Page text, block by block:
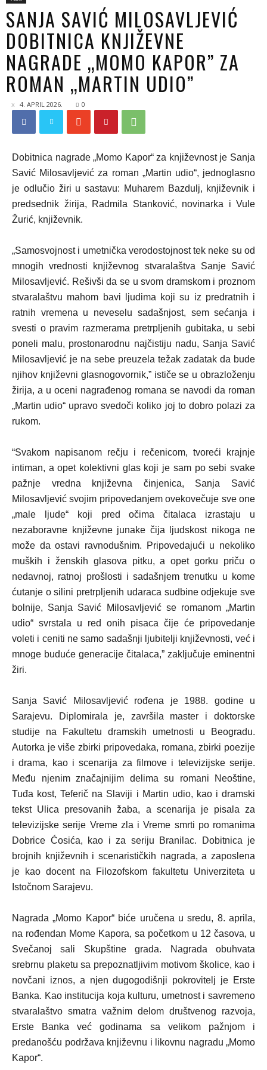
SANJA SAVIĆ MILOSAVLJEVIĆ
DOBITNICA KNJIŽEVNE
NAGRADE „MOMO KAPOR” ZA
ROMAN „MARTIN UDIO”
4. APRIL 2026. 0
Dobitnica nagrade „Momo Kapor“ za književnostje Sanja
Savić Milosavljević za roman „Martin udio“, jednoglasno
je odlučio žiri u sastavu: Muharem Bazdulj, književnik i
predsednik žirija,
Radmila Stanković, novinarka i Vule
Žurić, književnik.
„Samosvojnost i umetnička verodostojnost tek neke su od
mnogih vrednosti književnog stvaralaštva Sanje Savić
Milosavljević. Rešivši da se u svom dramskom i proznom
stvaralaštvu mahom bavi ljudima koji su iz predratnih i
ratnih vremena u neveselu sadašnjost, sem sećanja i
svesti o pravim razmerama pretrpljenih gubitaka, u sebi
poneli malu, prostonarodnu najčistiju nadu, Sanja Savić
Milosavljević je na sebe preuzela težak zadatak da bude
njihov književni glasnogovornik,”ističe se uobrazloženju
žirija, a u oceni nagrađenog romana se navodi da roman
„Martin udio“ upravo svedoči koliko joj to dobro polazi za
rukom.
“Svakom napisanom rečju i rečenicom, tvoreći krajnje
intiman, a opet kolektivni glas koji je sam po sebi svake
pažnje vredna književna činjenica, Sanja Savić
Milosavljević svojim pripovedanjem ovekovečuje sve one
„male ljude“ koji pred očima čitalaca izrastaju u
nezaboravne književne junake čija ljudskost nikoga ne
može da ostavi ravnodušnim. Pripovedajući u nekoliko
muških i ženskih glasova pitku, a opet gorku priču o
nedavnoj, ratnoj prošlosti i sadašnjem trenutku u kome
ćutanje o silini pretrpljenih udaraca sudbine odjekuje sve
bolnije, Sanja Savić Milosavljević se romanom „Martin
udio“ svrstala u red onih pisaca čije će pripovedanje
voleti i ceniti ne samo sadašnji ljubitelji književnosti, već i
mnoge buduće generacije čitalaca,” zaključuje eminentni
žiri.
Sanja Savić Milosavljevićrođena je 1988. godine u
Sarajevu. Diplomirala je, završila master i doktorske
studije na Fakultetu dramskih umetnosti u Beogradu.
Autorka je više zbirki pripovedaka, romana, zbirki poezije
i drama, kao i scenarija za filmove i televizijske serije.
Među njenim značajnijim delima su romani
Neoštine,
Tuđa kost,Teferič na Slaviji i Martin udio, kao i dramski
tekst Ulica presovanih žaba, a scenarija je pisala za
televizijske serije Vreme zla iVreme smrti po romanima
Dobrice Ćosića, kao i za seriju
Branilac. Dobitnica je
brojnih književnih i scenarističkih nagrada, a zaposlena
je kao docent na Filozofskom fakultetu Univerziteta u
Istočnom Sarajevu.
Nagrada „Momo Kapor“ biće uručena u sredu, 8. aprila,
na rođendan Mome Kapora, sa početkom u 12 časova, u
Svečanoj sali Skupštine grada. Nagrada obuhvata
srebrnu plaketu sa prepoznatljivim motivom školice, kao i
novčani iznos, a njen dugogodišnji pokrovitelj je Erste
Banka. Kao institucija koja kulturu, umetnost i savremeno
stvaralaštvo smatra važnim delom društvenog razvoja,
Erste Banka već godinama sa velikom pažnjom i
predanošću podržava književnu i likovnu nagradu „Momo
Kapor“.